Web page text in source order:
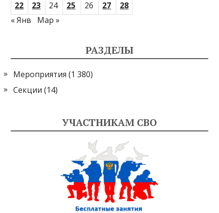
22 23 24 25 26 27
28
« Янв
Мар »
РАЗДЕЛЫ
Мероприятия (1 380)
Секции (14)
УЧАСТНИКАМ СВО